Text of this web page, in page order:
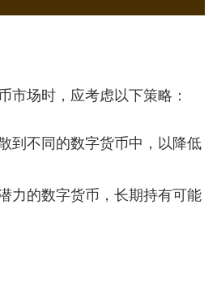
市场时，应考虑以下策略：
到不同的数字货币中，以降低
力的数字货币，长期持有可能